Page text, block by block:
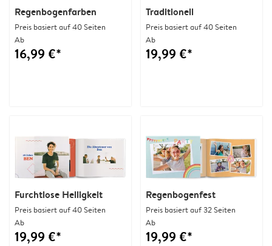
Regenbogenfarben
Preis basiert auf 40 Seiten
Ab
16,99 €*
Furchtlose Helligkeit
Preis basiert auf 40 Seiten
Ab
19,99 €*
Traditionell
Preis basiert auf 40 Seiten
Ab
19,99 €*
Regenbogenfest
Preis basiert auf 32 Seiten
Ab
19,99 €*